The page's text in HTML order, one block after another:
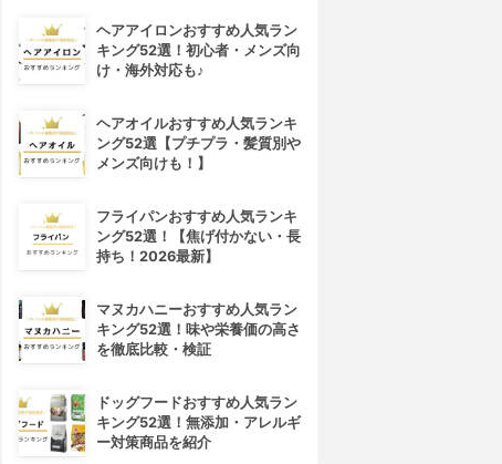
ヘアアイロンおすすめ人気ラン
キング52選！初心者・メンズ向
け・海外対応も♪
ヘアオイルおすすめ人気ランキ
ング52選【プチプラ・髪質別や
メンズ向けも！】
フライパンおすすめ人気ランキ
ング52選！【焦げ付かない・長
持ち！2026最新】
マヌカハニーおすすめ人気ラン
キング52選！味や栄養価の高さ
を徹底比較・検証
ドッグフードおすすめ人気ラン
キング52選！無添加・アレルギ
ー対策商品を紹介